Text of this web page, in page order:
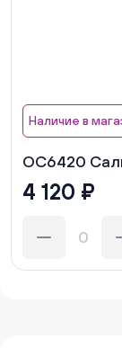
Наличие в
ОС6420
4 120 ₽